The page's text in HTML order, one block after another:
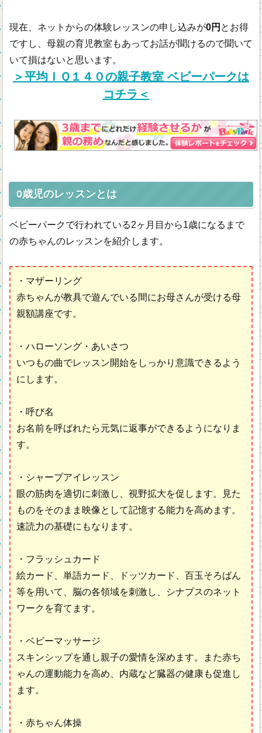
現在、ネットからの体験レッスンの申し込みが0円 とお得
ですし、母親の育児教室もあってお話が聞けるので聞いて
いて損はないと思います。
＞平均ＩＱ１４０の親子教室 ベビーパークは
コチラ＜
0歳児のレッスンとは
ベビーパークで行われている2ヶ月目から1歳になるまで
の赤ちゃんのレッスンを紹介します。
・マザーリング
赤ちゃんが教具で遊んでいる間にお母さんが受ける母
親額講座です。
・ハローソング・あいさつ
いつもの曲でレッスン開始をしっかり意識できるよう
にします。
・呼び名
お名前を呼ばれたら元気に返事ができるようになりま
す。
・シャープアイレッスン
眼の筋肉を適切に刺激し、視野拡大を促します。見た
ものをそのまま映像として記憶する能力を高めます。
速読力の基礎にもなります。
・フラッシュカード
絵カード、単語カード、ドッツカード、百玉そろばん
等を用いて、脳の各領域を刺激し、シナプスのネット
ワークを育てます。
・ベビーマッサージ
スキンシップを通し親子の愛情を深めます。また赤ち
ゃんの運動能力を高め、内蔵など臓器の健康も促進し
ます。
・赤ちゃん体操